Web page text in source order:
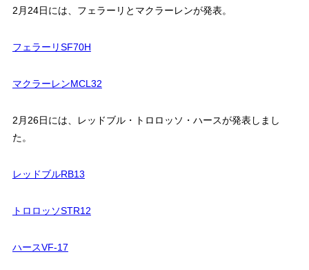
2月24日には、フェラーリとマクラーレンが発表。
フェラーリSF70H
マクラーレンMCL32
2月26日には、レッドブル・トロロッソ・ハースが発表しまし
た。
レッドブルRB13
トロロッソSTR12
ハースVF-17